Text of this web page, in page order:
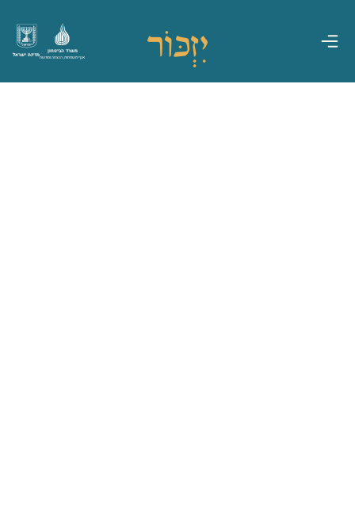
מדינת ישראל
משרד הביטחון
אגף משפחות, הנצחה ומורשת